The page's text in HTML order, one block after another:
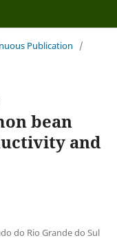
Publication
/
bean
and
do Rio Grande do Sul